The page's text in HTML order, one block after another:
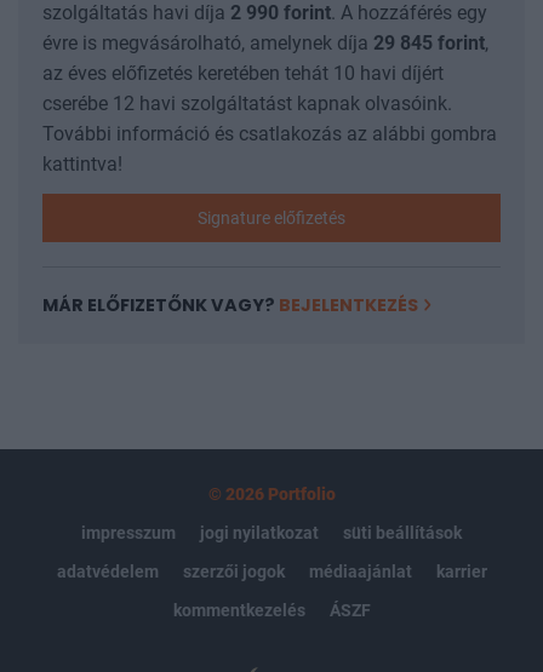
szolgáltatás havi díja 2 990 forint. A hozzáférés egy
évre is megvásárolható, amelynek díja 29 845 forint,
az éves előfizetés keretében tehát 10 havi díjért
cserébe 12 havi szolgáltatást kapnak olvasóink.
További információ és csatlakozás az alábbi gombra
kattintva!
Signature előfizetés
MÁR ELŐFIZETŐNK VAGY? BEJELENTKEZÉS
© 2026 Portfolio
impresszum
jogi nyilatkozat
süti beállítások
adatvédelem
szerzői jogok médiaajánlat
karrier
kommentkezelés
ÁSZF